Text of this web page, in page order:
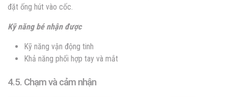
đặt ống hút vào cốc.
Kỹ năng bé nhận được
Kỹ năng vận động tinh
Khả năng phối hợp tay và mắt
4.5. Chạm và cảm nhận